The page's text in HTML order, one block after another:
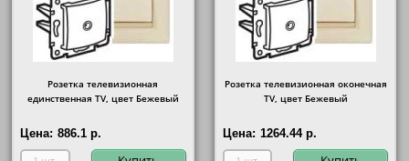
Розетка телевизионная
единственная ТV, цвет Бежевый
Цена: 886.1 р.
Розетка телевизионная оконечная
ТV, цвет Бежевый
Цена: 1264.44 р.